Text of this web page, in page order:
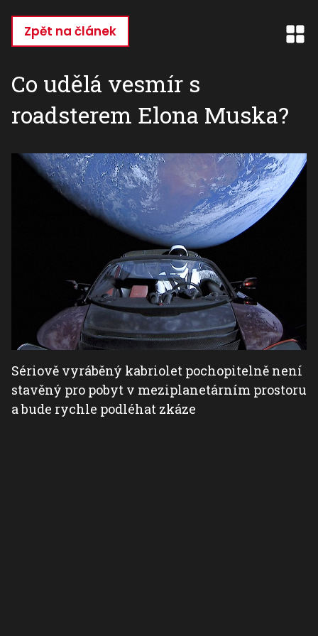
hlavnímu
Zpět na článek
Co udělá vesmír s
roadsterem Elona Muska?
Sériově vyráběný kabriolet pochopitelně není
stavěný pro pobyt v meziplanetárním prostoru
a bude rychle podléhat zkáze